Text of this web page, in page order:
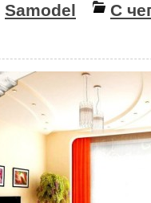
Samodel
С